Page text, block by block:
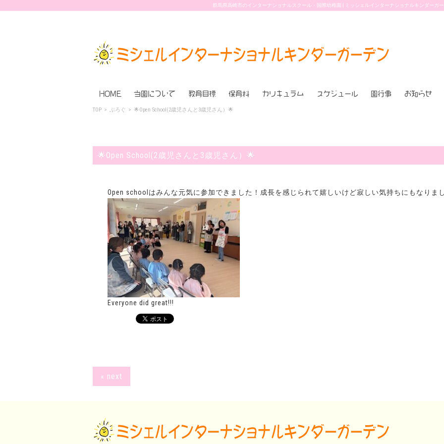
群馬県高崎市のインターナショナルスクール・国際幼稚園 | ミッシェルインターナショナルキンダーガ
HOME 当園について 教育目標 保育料 カリキュラム スケジュール 園行事 お知らせ
TOP > ぶろぐ > 🌟Open School(2歳児さんと3歳児さん）🌟
🌟Open School(2歳児さんと3歳児さん）🌟
Open schoolはみんな元気に参加できました！成長を感じられて嬉しいけど寂しい気持ちにもなりま
Everyone did great!!!
« next